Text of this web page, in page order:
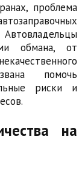
проблема
обмана, от
помочь
риски и
на